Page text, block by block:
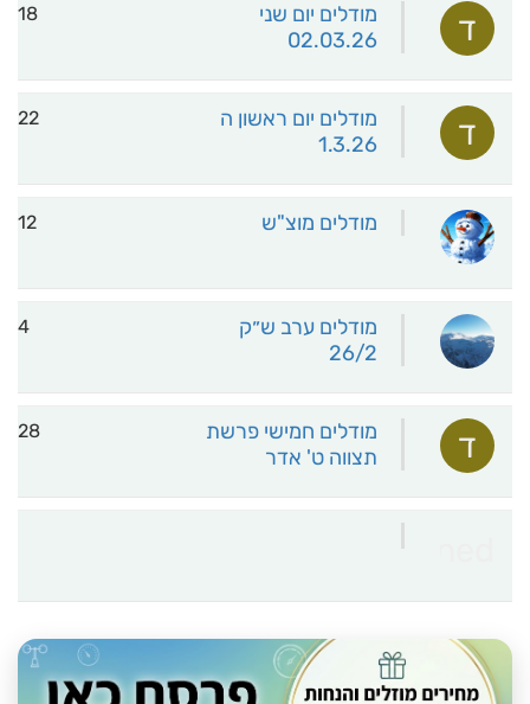
ד
מודלים יום שני
02.03.26
18
ד
מודלים יום ראשון ה
1.3.26
22
מודלים מוצ"ש 12
מודלים ערב ש״ק
26/2
4
ד
מודלים חמישי פרשת
תצווה ט' אדר
28
undefined